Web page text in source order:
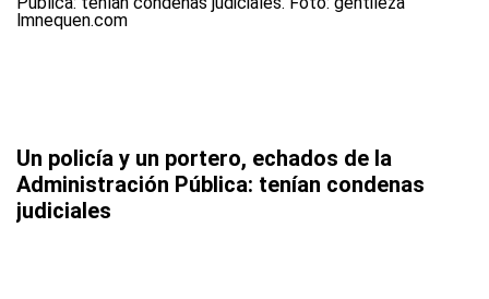
Un policía y un portero, echados de la
Administración Pública: tenían condenas
judiciales